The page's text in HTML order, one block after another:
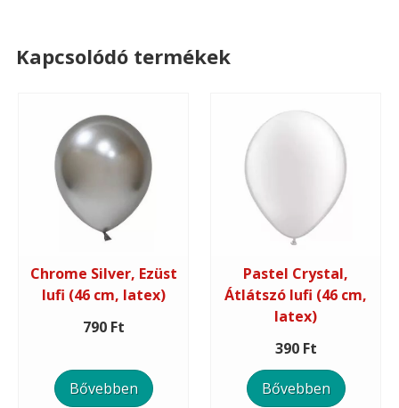
Kapcsolódó termékek
Chrome Silver, Ezüst
lufi (46 cm, latex)
790 Ft
Bővebben
Pastel Crystal,
Átlátszó lufi (46 cm,
latex)
390 Ft
Bővebben